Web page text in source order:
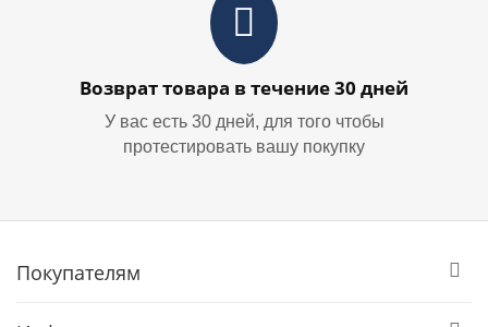
Возврат товара в течение 30 дней
У вас есть 30 дней, для того чтобы
протестировать вашу покупку
Покупателям